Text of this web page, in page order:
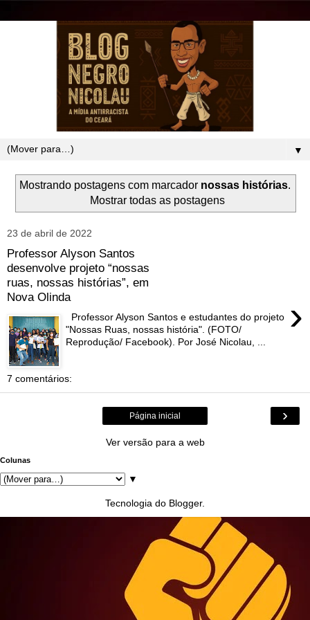
▼
Mostrando postagens com marcador nossas histórias.
Mostrar todas as postagens
23 de abril de 2022
Professor Alyson Santos
desenvolve projeto “nossas
ruas, nossas histórias”, em
Nova Olinda
›
Professor Alyson Santos e estudantes do projeto
"Nossas Ruas, nossas história". (FOTO/
Reprodução/ Facebook). Por José Nicolau, ...
7 comentários:
›
Página inicial
Ver versão para a web
Colunas
▼
Tecnologia do Blogger.